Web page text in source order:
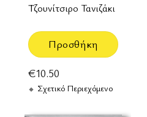
Τζουνίτσιρο Τανιζάκι
Προσθήκη
€10.50
Σχετικό Περιεχόμενο